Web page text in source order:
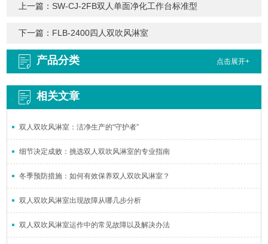
上一篇： SW-CJ-2FB双人单面净化工作台标准型
下一篇： FLB-2400四人双吹风淋室
产品分类 点击展开+
相关文章
双人双吹风淋室：洁净生产的“守护者”
细节决定成败：挑选双人双吹风淋室的专业指南
冬季预防措施：如何有效保养双人双吹风淋室？
双人双吹风淋室出现故障从哪几步分析
双人双吹风淋室运作中的常见故障以及解决办法